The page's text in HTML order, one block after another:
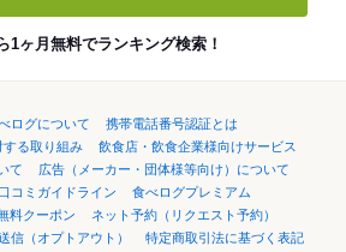
1ヶ月無料でランキング検索！
ログについて
携帯電話番号認証とは
る取り組み
飲食店・飲食企業様向けサービス
て
広告（メーカー・団体様等向け）について
口コミガイドライン
食べログプレミアム
料クーポン
ネット予約（リクエスト予約）
信（オプトアウト）
特定商取引法に基づく表記